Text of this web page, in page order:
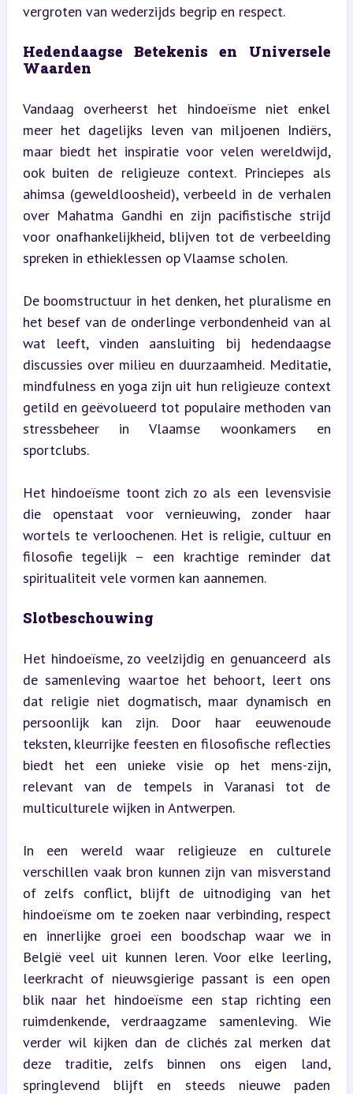
vergroten van wederzijds begrip en respect.
Hedendaagse Betekenis en Universele
Waarden
Vandaag overheerst het hindoeïsme niet enkel
meer het dagelijks leven van miljoenen Indiërs,
maar biedt het inspiratie voor velen wereldwijd,
ook buiten de religieuze context. Princiepes als
ahimsa (geweldloosheid), verbeeld in de verhalen
over Mahatma Gandhi en zijn pacifistische strijd
voor onafhankelijkheid, blijven tot de verbeelding
spreken in ethieklessen op Vlaamse scholen.
De boomstructuur in het denken, het pluralisme en
het besef van de onderlinge verbondenheid van al
wat leeft, vinden aansluiting bij hedendaagse
discussies over milieu en duurzaamheid. Meditatie,
mindfulness en yoga zijn uit hun religieuze context
getild en geëvolueerd tot populaire methoden van
stressbeheer in Vlaamse woonkamers en
sportclubs.
Het hindoeïsme toont zich zo als een levensvisie
die openstaat voor vernieuwing, zonder haar
wortels te verloochenen. Het is religie, cultuur en
filosofie tegelijk – een krachtige reminder dat
spiritualiteit vele vormen kan aannemen.
Slotbeschouwing
Het hindoeïsme, zo veelzijdig en genuanceerd als
de samenleving waartoe het behoort, leert ons
dat religie niet dogmatisch, maar dynamisch en
persoonlijk kan zijn. Door haar eeuwenoude
teksten, kleurrijke feesten en filosofische reflecties
biedt het een unieke visie op het mens-zijn,
relevant van de tempels in Varanasi tot de
multiculturele wijken in Antwerpen.
In een wereld waar religieuze en culturele
verschillen vaak bron kunnen zijn van misverstand
of zelfs conflict, blijft de uitnodiging van het
hindoeïsme om te zoeken naar verbinding, respect
en innerlijke groei een boodschap waar we in
België veel uit kunnen leren. Voor elke leerling,
leerkracht of nieuwsgierige passant is een open
blik naar het hindoeïsme een stap richting een
ruimdenkende, verdraagzame samenleving. Wie
verder wil kijken dan de clichés zal merken dat
deze traditie, zelfs binnen ons eigen land,
springlevend blijft en steeds nieuwe paden